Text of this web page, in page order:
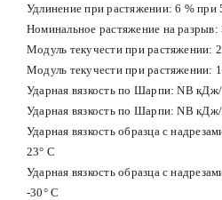
Удлинение при растяжении: 6 %
Номинальное растяжение на
Модуль текучести при растяжении:
Модуль текучести при растяжении:
Ударная вязкость по Шарпи: NB
Ударная вязкость по Шарпи: NB
Ударная вязкость образца с
23° С
Ударная вязкость образца с
-30° С